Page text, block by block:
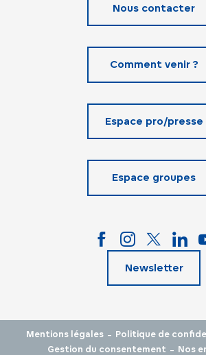
Nous contacter
Comment venir ?
Espace pro/presse
Espace groupes
Newsletter
Mentions légales - Politique de
Gestion du consentement - Nos